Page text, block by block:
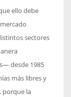
ello debe
sectores
desde 1985
más libres y
porque la